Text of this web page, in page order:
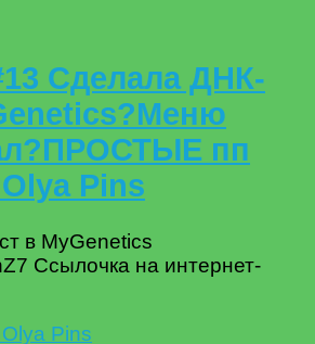
Сделала ДНК-
пп
Pins
в MyGenetics
Ссылочка на интернет-